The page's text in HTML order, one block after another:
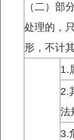
（二）部
处理的，
形，不计
1.
2.
法
3.